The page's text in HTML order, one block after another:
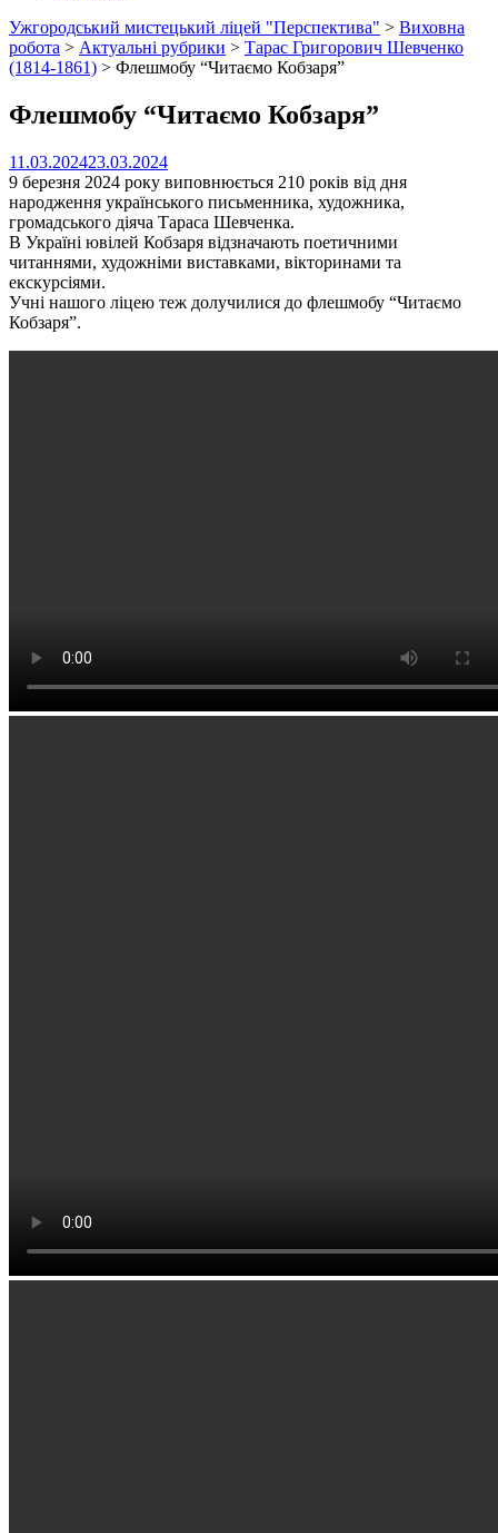
Ужгородський мистецький ліцей "Перспектива" > Виховна
робота > Актуальні рубрики > Тарас Григорович Шевченко
(1814-1861) > Флешмобу “Читаємо Кобзаря”
Флешмобу “Читаємо Кобзаря”
11.03.202423.03.2024
9 березня 2024 року виповнюється 210 років від дня
народження українського письменника, художника,
громадського діяча Тараса Шевченка.
В Україні ювілей Кобзаря відзначають поетичними
читаннями, художніми виставками, вікторинами та
екскурсіями.
Учні нашого ліцею теж долучилися до флешмобу “Читаємо
Кобзаря”.